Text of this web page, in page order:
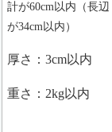
計が60cm以内（長辺
が34cm以内）
厚さ：3cm以内
重さ：2kg以内